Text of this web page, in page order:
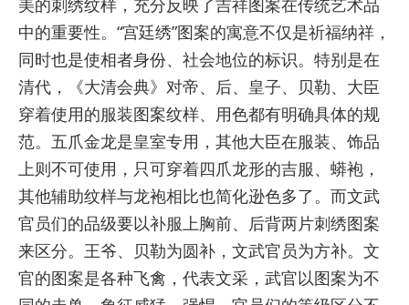
美的刺绣纹样，充分反映了吉祥图案在传统艺术品
中的重要性。“宫廷绣”图案的寓意不仅是祈福纳祥，
同时也是使相者身份、社会地位的标识。特别是在
清代，《大清会典》对帝、后、皇子、贝勒、大臣
穿着使用的服装图案纹样、用色都有明确具体的规
范。五爪金龙是皇室专用，其他大臣在服装、饰品
上则不可使用，只可穿着四爪龙形的吉服、蟒袍，
其他辅助纹样与龙袍相比也简化逊色多了。而文武
官员们的品级要以补服上胸前、后背两片刺绣图案
来区分。王爷、贝勒为圆补，文武官员为方补。文
官的图案是各种飞禽，代表文采，武官以图案为不